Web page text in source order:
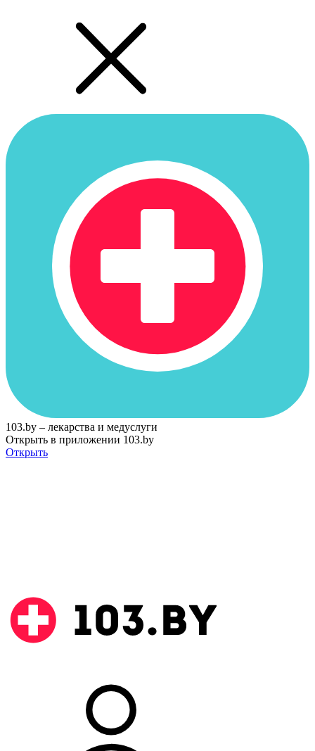
103.by – лекарства и медуслуги
Открыть в приложении 103.by
Открыть